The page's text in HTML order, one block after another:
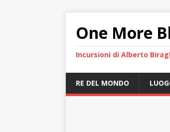
One More
Incursioni di Alberto
RE DEL MONDO